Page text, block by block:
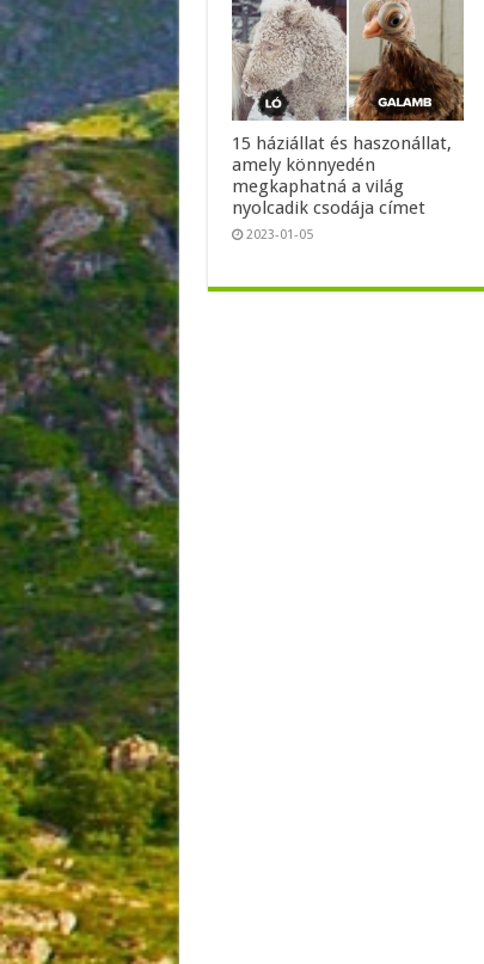
15 háziállat és haszonállat,
amely könnyedén
megkaphatná a világ
nyolcadik csodája címet
2023-01-05